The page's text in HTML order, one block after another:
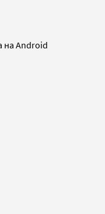
на Android